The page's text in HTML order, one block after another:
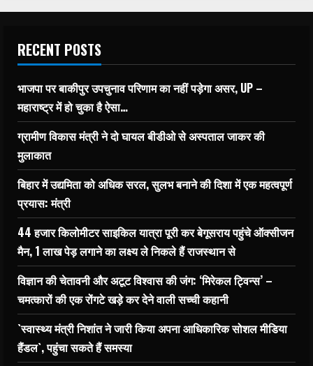
RECENT POSTS
भाजपा पर बाकीपुर उपचुनाव परिणाम का नहीं पड़ेगा असर, UP –
महाराष्ट्र में हो चुका है ऐसा…
ग्रामीण विकास मंत्री ने दो घायल बीडीओ से अस्पताल जाकर की
मुलाकात
बिहार में उद्यमिता को अधिक सरल, सुलभ बनाने की दिशा में एक महत्वपूर्ण
प्रयास: मंत्री
44 हजार किलोमीटर साइकिल यात्रा पूरी कर बेगूसराय पहुंचे ऑक्सीजन
मैन, 1 लाख पेड़ लगाने का लक्ष्य ले निकले हैं राजस्थान से
विज्ञान की चेतावनी और अटूट विश्वास की जंग: ‘मिरेकल ट्विन्स’ –
चमत्कारों की एक रोंगटे खड़े कर देने वाली सच्ची कहानी
`स्वास्थ्य मंत्री निशांत ने जारी किया अपना आधिकारिक सोशल मीडिया
हैंडल`, पहुंचा सकते हैं समस्या